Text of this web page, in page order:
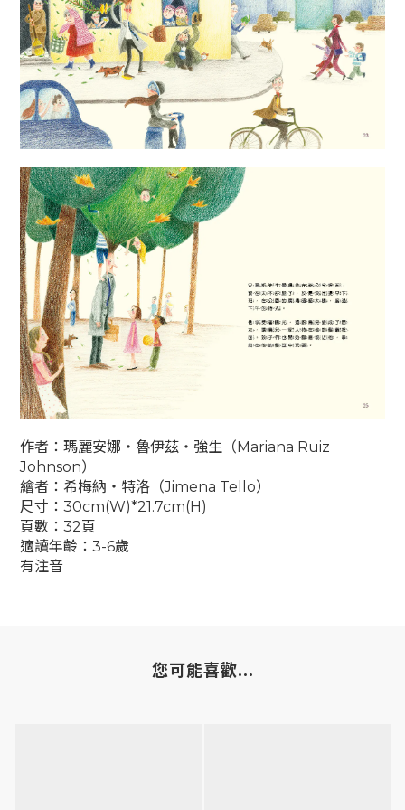
作者：瑪麗安娜‧魯伊茲‧強生（Mariana Ruiz
Johnson）
繪者：希梅納‧特洛（Jimena Tello）
尺寸： 30cm(W)*21.7cm(H)
頁數：32頁
適讀年齡：3-6歲
有注音
您可能喜歡...